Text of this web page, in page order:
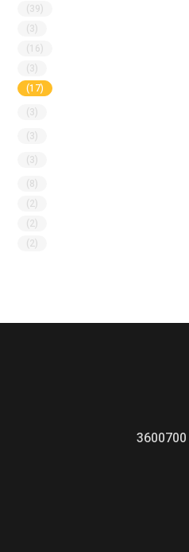
(39)
(3)
(16)
(3)
(17)
(3)
(3)
(3)
(8)
(2)
(2)
(2)